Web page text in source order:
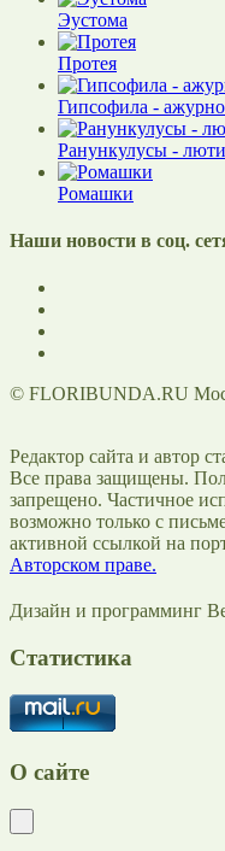
Эустома
Протея
Гипсофила -
Ранункулусы -
Ромашки
Наши новости в соц.
© FLORIBUNDA.RU
Редактор сайта и автор
Все права защищены.
запрещено. Частичное
возможно только с
активной ссылкой на
Авторском праве.
Дизайн и программинг
Статистика
О сайте